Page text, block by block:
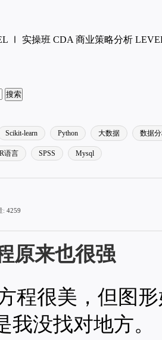
Ⅰ 实操班 CDA 商业策略分析
搜索
Scikit-learn Python 大数据 数据
R语言 SPSS Mysql
: 4259
原来也很强
程很美，但图
我没找对地方。